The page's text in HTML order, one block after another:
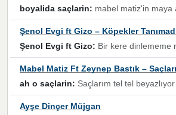
boyalida saçlarin: mabel matiz'in maya albümünde yer alan güzellerden. parça da şarkı hani!
Şenol Evgi ft Gizo – Köpekler
Şenol Evgi ft Gizo: Bir kere dinlememe rağmen kulaklardan gitmiyor sen sen sen sen kurban ol sen sen sen sen
Mabel Matiz Ft Zeynep Bastık –
ah o saçlarin: Saçlarım tel tel beyazlıyor beyazlagına degil yanımda sen yoksun ona üzülüyorum günler bir bir geçiyor geçen günlere değil sensiz geçen günlere
Ayşe Dinçer Müjgan